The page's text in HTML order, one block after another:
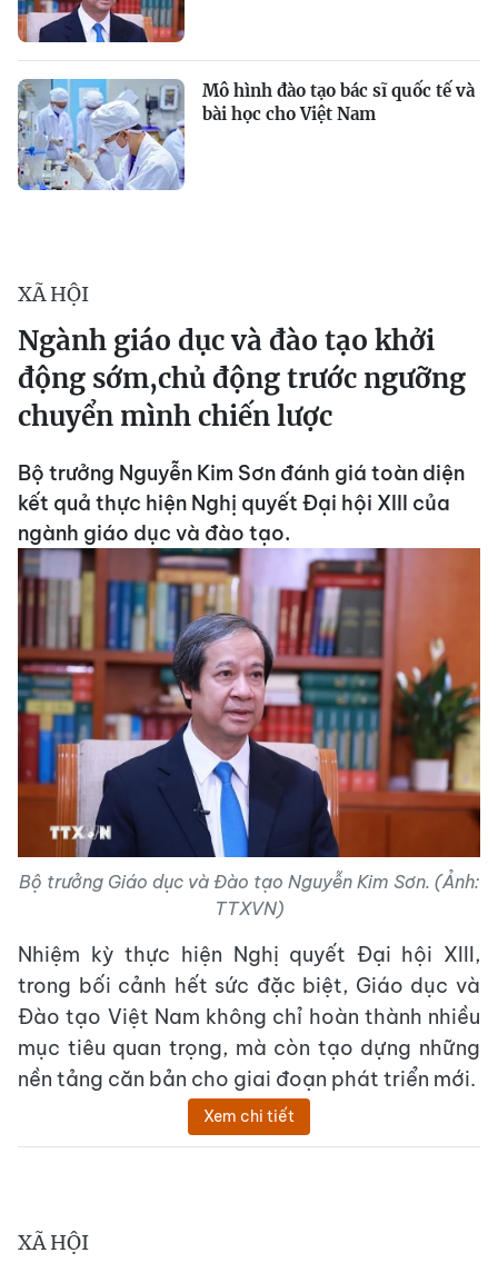
Mô hình đào tạo bác sĩ quốc tế và
bài học cho Việt Nam
XÃ HỘI
Ngành giáo dục và đào tạo khởi
động sớm,chủ động trước ngưỡng
chuyển mình chiến lược
Bộ trưởng Nguyễn Kim Sơn đánh giá toàn diện
kết quả thực hiện Nghị quyết Đại hội XIII của
ngành giáo dục và đào tạo.
Bộ trưởng Giáo dục và Đào tạo Nguyễn Kim Sơn. (Ảnh:
TTXVN)
Nhiệm kỳ thực hiện Nghị quyết Đại hội XIII,
trong bối cảnh hết sức đặc biệt, Giáo dục và
Đào tạo Việt Nam không chỉ hoàn thành nhiều
mục tiêu quan trọng, mà còn tạo dựng những
nền tảng căn bản cho giai đoạn phát triển mới.
Xem chi tiết
XÃ HỘI